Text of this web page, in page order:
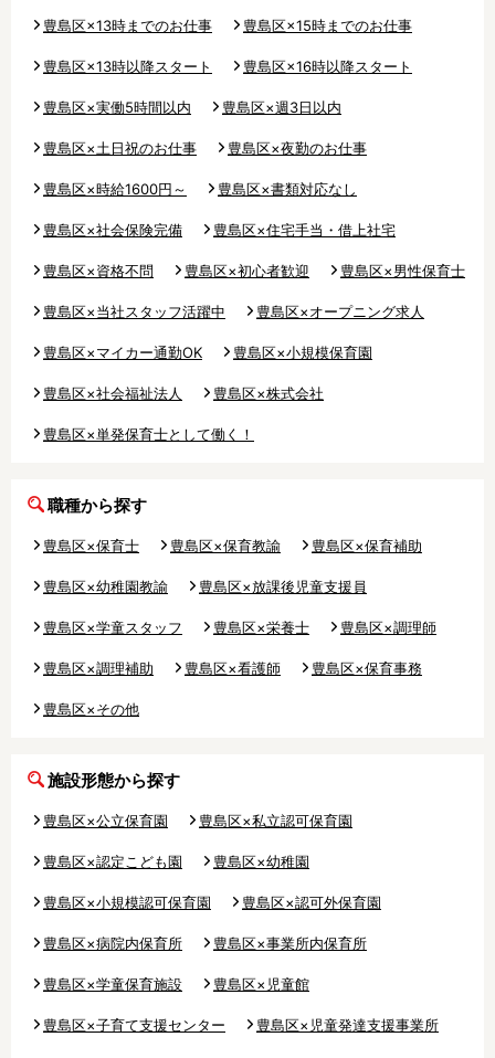
豊島区×13時までのお仕事 豊島区×15時までのお仕事
豊島区×13時以降スタート 豊島区×16時以降スタート
豊島区×実働5時間以内 豊島区×週3日以内
豊島区×土日祝のお仕事 豊島区×夜勤のお仕事
豊島区×時給1600円～ 豊島区×書類対応なし
豊島区×社会保険完備 豊島区×住宅手当・借上社宅
豊島区×資格不問 豊島区×初心者歓迎 豊島区×男性保育士
豊島区×当社スタッフ活躍中 豊島区×オープニング求人
豊島区×マイカー通勤OK 豊島区×小規模保育園
豊島区×社会福祉法人 豊島区×株式会社
豊島区×単発保育士として働く！
職種から探す
豊島区×保育士 豊島区×保育教諭 豊島区×保育補助
豊島区×幼稚園教諭 豊島区×放課後児童支援員
豊島区×学童スタッフ 豊島区×栄養士 豊島区×調理師
豊島区×調理補助 豊島区×看護師 豊島区×保育事務
豊島区×その他
施設形態から探す
豊島区×公立保育園 豊島区×私立認可保育園
豊島区×認定こども園 豊島区×幼稚園
豊島区×小規模認可保育園 豊島区×認可外保育園
豊島区×病院内保育所 豊島区×事業所内保育所
豊島区×学童保育施設 豊島区×児童館
豊島区×子育て支援センター 豊島区×児童発達支援事業所